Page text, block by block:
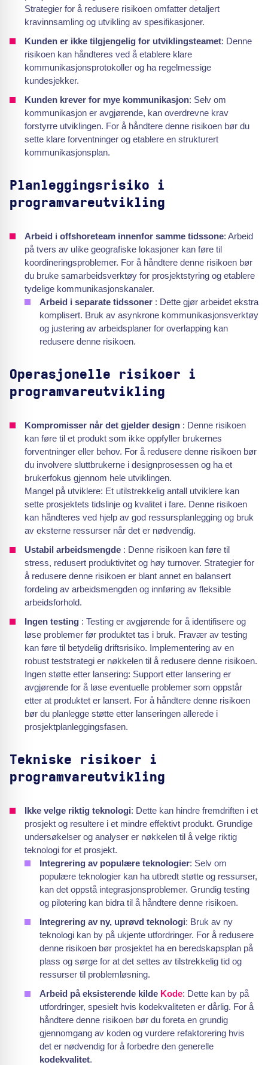
Strategier for å redusere risikoen omfatter detaljert
kravinnsamling og utvikling av spesifikasjoner.
Kunden er ikke tilgjengelig for utviklingsteamet: Denne
risikoen kan håndteres ved å etablere klare
kommunikasjonsprotokoller og ha regelmessige
kundesjekker.
Kunden krever for mye kommunikasjon: Selv om
kommunikasjon er avgjørende, kan overdrevne krav
forstyrre utviklingen. For å håndtere denne risikoen bør du
sette klare forventninger og etablere en strukturert
kommunikasjonsplan.
Planleggingsrisiko i
programvareutvikling
Arbeid i offshoreteam innenfor samme tidssone: Arbeid
på tvers av ulike geografiske lokasjoner kan føre til
koordineringsproblemer. For å håndtere denne risikoen bør
du bruke samarbeidsverktøy for prosjektstyring og etablere
tydelige kommunikasjonskanaler.
Arbeid i separate tidssoner : Dette gjør arbeidet ekstra
komplisert. Bruk av asynkrone kommunikasjonsverktøy
og justering av arbeidsplaner for overlapping kan
redusere denne risikoen.
Operasjonelle risikoer i
programvareutvikling
Kompromisser når det gjelder design : Denne risikoen
kan føre til et produkt som ikke oppfyller brukernes
forventninger eller behov. For å redusere denne risikoen bør
du involvere sluttbrukerne i designprosessen og ha et
brukerfokus gjennom hele utviklingen.
Mangel på utviklere: Et utilstrekkelig antall utviklere kan
sette prosjektets tidslinje og kvalitet i fare. Denne risikoen
kan håndteres ved hjelp av god ressursplanlegging og bruk
av eksterne ressurser når det er nødvendig.
Ustabil arbeidsmengde : Denne risikoen kan føre til
stress, redusert produktivitet og høy turnover. Strategier for
å redusere denne risikoen er blant annet en balansert
fordeling av arbeidsmengden og innføring av fleksible
arbeidsforhold.
Ingen testing : Testing er avgjørende for å identifisere og
løse problemer før produktet tas i bruk. Fravær av testing
kan føre til betydelig driftsrisiko. Implementering av en
robust teststrategi er nøkkelen til å redusere denne risikoen.
Ingen støtte etter lansering: Support etter lansering er
avgjørende for å løse eventuelle problemer som oppstår
etter at produktet er lansert. For å håndtere denne risikoen
bør du planlegge støtte etter lanseringen allerede i
prosjektplanleggingsfasen.
Tekniske risikoer i
programvareutvikling
Ikke velge riktig teknologi: Dette kan hindre fremdriften i et
prosjekt og resultere i et mindre effektivt produkt. Grundige
undersøkelser og analyser er nøkkelen til å velge riktig
teknologi for et prosjekt.
Integrering av populære teknologier: Selv om
populære teknologier kan ha utbredt støtte og ressurser,
kan det oppstå integrasjonsproblemer. Grundig testing
og pilotering kan bidra til å håndtere denne risikoen.
Integrering av ny, uprøvd teknologi: Bruk av ny
teknologi kan by på ukjente utfordringer. For å redusere
denne risikoen bør prosjektet ha en beredskapsplan på
plass og sørge for at det settes av tilstrekkelig tid og
ressurser til problemløsning.
Arbeid på eksisterende kilde Kode: Dette kan by på
utfordringer, spesielt hvis kodekvaliteten er dårlig. For å
håndtere denne risikoen bør du foreta en grundig
gjennomgang av koden og vurdere refaktorering hvis
det er nødvendig for å forbedre den generelle
kodekvalitet.